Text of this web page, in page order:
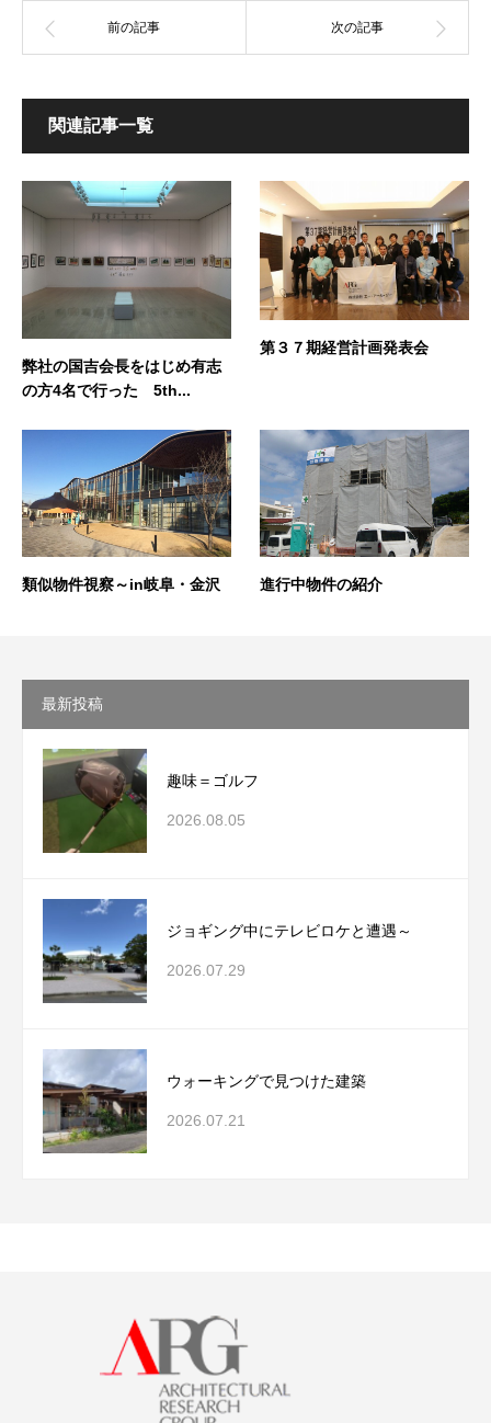
関連記事一覧
弊社の国吉会長をはじめ有志
の方4名で行った 5th...
第３７期経営計画発表会
類似物件視察～in岐阜・金沢 進行中物件の紹介
最新投稿
趣味＝ゴルフ
2026.08.05
ジョギング中にテレビロケと遭遇～
2026.07.29
ウォーキングで見つけた建築
2026.07.21